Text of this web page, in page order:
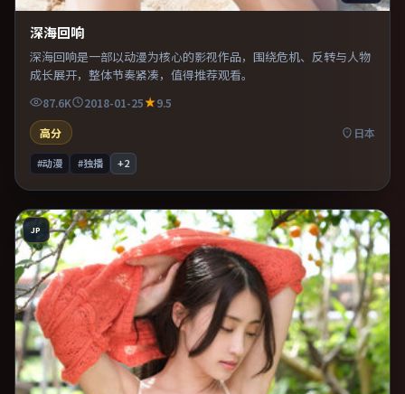
深海回响
深海回响是一部以动漫为核心的影视作品，围绕危机、反转与人物
成长展开，整体节奏紧凑，值得推荐观看。
87.6K 2018-01-25
9.5
高分
日本
#动漫 #独播 +2
JP